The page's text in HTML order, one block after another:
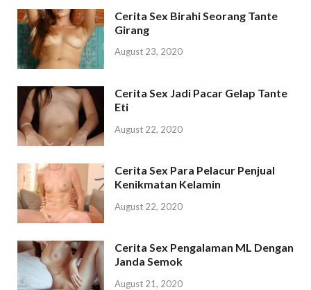
Cerita Sex Birahi Seorang Tante
Girang
August 23, 2020
Cerita Sex Jadi Pacar Gelap Tante
Eti
August 22, 2020
Cerita Sex Para Pelacur Penjual
Kenikmatan Kelamin
August 22, 2020
Cerita Sex Pengalaman ML Dengan
Janda Semok
August 21, 2020